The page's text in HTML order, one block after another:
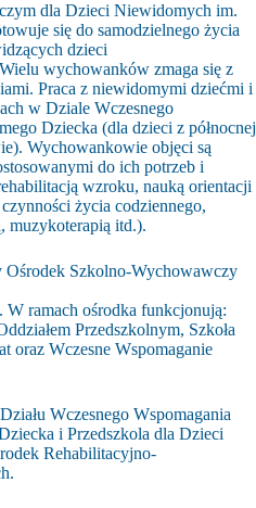
dla Dzieci Niewidomych im.
się do samodzielnego życia
dzieci
wychowanków zmaga się z
Praca z niewidomymi dziećmi i
w Dziale Wczesnego
Dziecka (dla dzieci z północnej
Wychowankowie objęci są
do ich potrzeb i
wzroku, nauką orientacji
życia codziennego,
muzykoterapią itd.).
Ośrodek Szkolno-Wychowawczy
W ramach ośrodka funkcjonują:
Przedszkolnym, Szkoła
oraz Wczesne Wspomaganie
Wczesnego Wspomagania
i Przedszkola dla Dzieci
Rehabilitacyjno-